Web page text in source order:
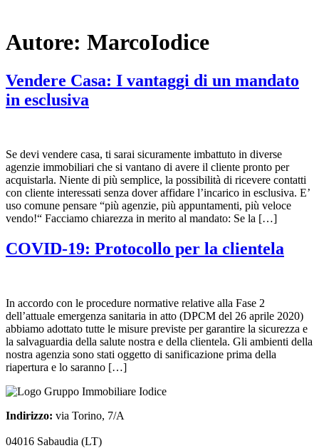
Autore: MarcoIodice
Vendere Casa: I vantaggi di un mandato
in esclusiva
Se devi vendere casa, ti sarai sicuramente imbattuto in diverse
agenzie immobiliari che si vantano di avere il cliente pronto per
acquistarla. Niente di più semplice, la possibilità di ricevere contatti
con cliente interessati senza dover affidare l’incarico in esclusiva. E’
uso comune pensare “più agenzie, più appuntamenti, più veloce
vendo!“ Facciamo chiarezza in merito al mandato: Se la […]
COVID-19: Protocollo per la clientela
In accordo con le procedure normative relative alla Fase 2
dell’attuale emergenza sanitaria in atto (DPCM del 26 aprile 2020)
abbiamo adottato tutte le misure previste per garantire la sicurezza e
la salvaguardia della salute nostra e della clientela. Gli ambienti della
nostra agenzia sono stati oggetto di sanificazione prima della
riapertura e lo saranno […]
Indirizzo: via Torino, 7/A
04016 Sabaudia (LT)